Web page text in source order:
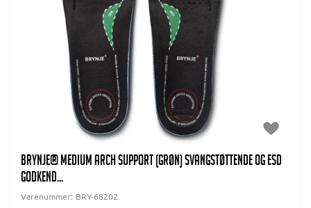
BRYNJE® Medium Arch Support (grøn) Svangstøttende og ESD
godkend...
Varenummer: BRY-68202